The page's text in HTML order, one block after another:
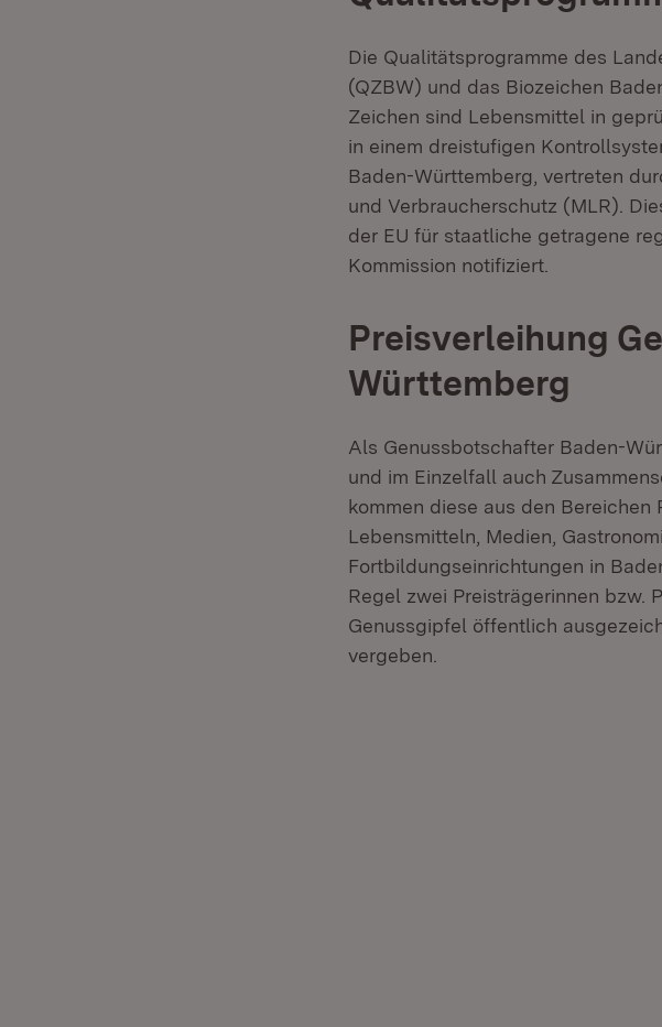
Die Qualitätsprogramme des
(QZBW) und das Biozeichen
Zeichen sind Lebensmittel in
in einem dreistufigen
Baden-Württemberg, vertreten
und Verbraucherschutz (MLR).
der EU für staatliche getragene
Kommission notifiziert.
Preisverleihung
Württemberg
Als Genussbotschafter Baden-
und im Einzelfall auch
kommen diese aus den
Lebensmitteln, Medien,
Fortbildungseinrichtungen in
Regel zwei Preisträgerinnen bzw.
Genussgipfel öffentlich
vergeben.